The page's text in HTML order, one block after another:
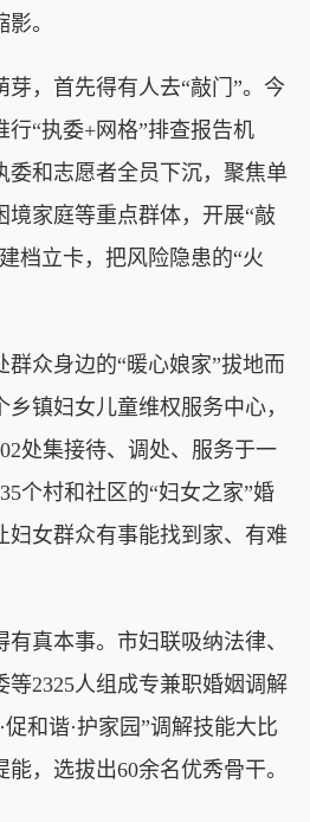
。
，首先得有人去“敲门”。今
“执委+网格”排查报告机
委和志愿者全员下沉，聚焦单
境家庭等重点群体，开展“敲
档立卡，把风险隐患的“火
众身边的“暖心娘家”拔地而
镇妇女儿童维权服务中心，
处集接待、调处、服务于一
个村和社区的“妇女之家”婚
妇女群众有事能找到家、有难
真本事。市妇联吸纳法律、
等2325人组成专兼职婚姻调解
和谐·护家园”调解技能大比
，选拔出60余名优秀骨干。